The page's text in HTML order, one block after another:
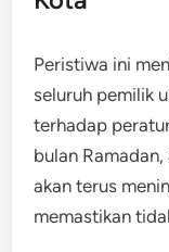
Peristiwa ini
seluruh pemilik
terhadap
bulan
akan terus
memastikan